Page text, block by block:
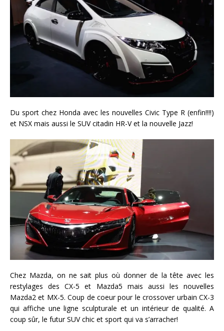
Du sport chez Honda avec les nouvelles Civic Type R (enfin!!!!)
et NSX mais aussi le SUV citadin HR-V et la nouvelle Jazz!
Chez Mazda, on ne sait plus où donner de la tête avec les
restylages des CX-5 et Mazda5 mais aussi les nouvelles
Mazda2 et MX-5. Coup de coeur pour le crossover urbain CX-3
qui affiche une ligne sculpturale et un intérieur de qualité. A
coup sûr, le futur SUV chic et sport qui va s’arracher!